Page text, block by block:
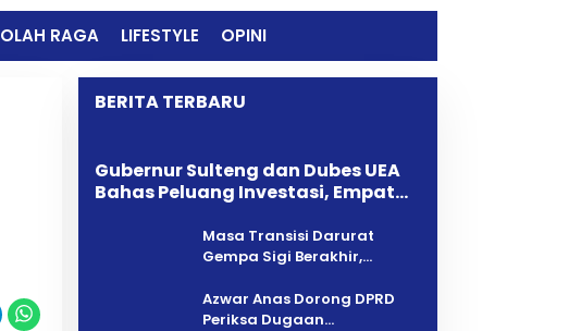
OLAH RAGA LIFESTYLE OPINI
BERITA TERBARU
Gubernur Sulteng dan Dubes UEA
Bahas Peluang Investasi, Empat
Masa Transisi Darurat
Gempa Sigi Berakhir,
Percepatan Pemulihan
Azwar Anas Dorong DPRD
Periksa Dugaan